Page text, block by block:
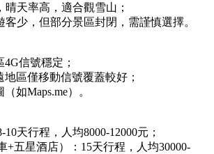
晴天率高，適合觀雪山；
客少，但部分景區封閉，需謹慎選擇。
信號穩定；
區僅移動信號覆蓋較好；
如Maps.me）。
天行程，人均8000-12000元；
+五星酒店）：15天行程，人均30000-